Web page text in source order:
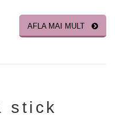
AFLA MAI MULT
stick